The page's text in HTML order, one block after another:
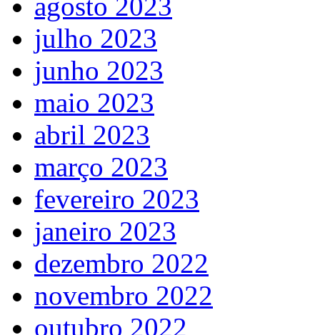
julho 2023
junho 2023
maio 2023
abril 2023
março 2023
fevereiro 2023
janeiro 2023
dezembro 2022
novembro 2022
outubro 2022